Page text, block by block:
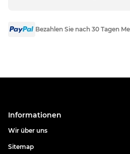
Bezahlen Sie nach 30 Tagen
Informationen
Wir über uns
Sitemap